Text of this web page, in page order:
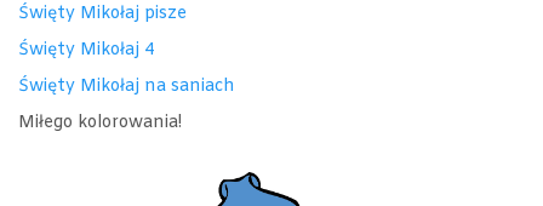
Święty Mikołaj pisze
Święty Mikołaj 4
Święty Mikołaj na saniach
Miłego kolorowania!